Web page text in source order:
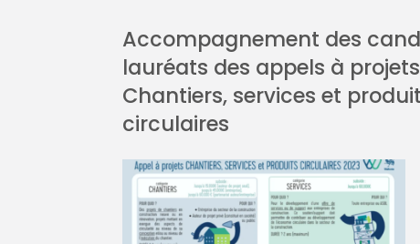
Accompagnement des
lauréats des appels à projets
Chantiers, services et
circulaires